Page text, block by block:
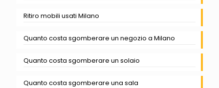
Ritiro mobili usati Milano
Quanto costa sgomberare un negozio a Milano
Quanto costa sgomberare un solaio
Quanto costa sgomberare una sala